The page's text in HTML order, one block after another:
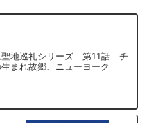
聖地巡礼シリーズ 第11話 チ
まれ故郷、ニューヨーク